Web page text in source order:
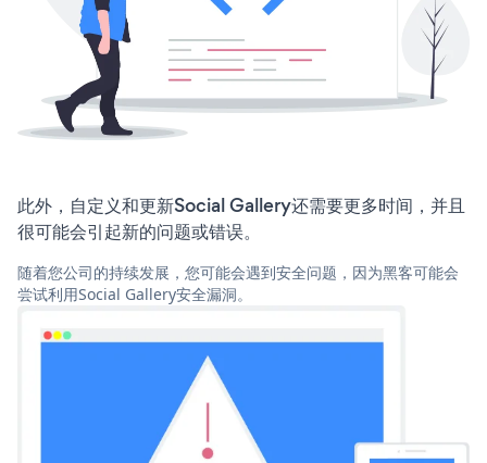
此外，自定义和更新Social Gallery还需要更多时间，并且
很可能会引起新的问题或错误。
随着您公司的持续发展，您可能会遇到安全问题，因为黑客可能会
尝试利用Social Gallery安全漏洞。